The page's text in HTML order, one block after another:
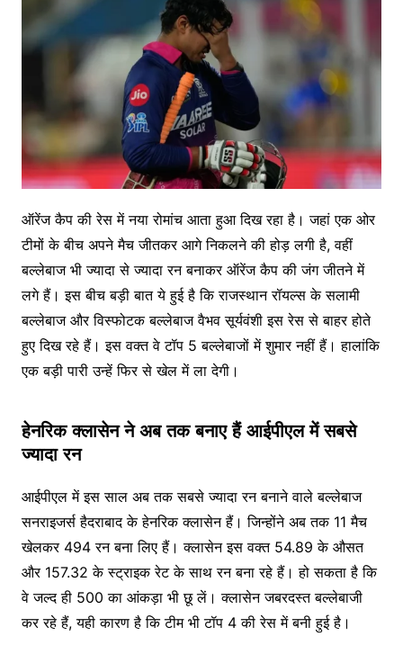
ऑरेंज कैप की रेस में नया रोमांच आता हुआ दिख रहा है। जहां एक ओर
टीमों के बीच अपने मैच जीतकर आगे निकलने की होड़ लगी है, वहीं
बल्लेबाज भी ज्यादा से ज्यादा रन बनाकर ऑरेंज कैप की जंग जीतने में
लगे हैं। इस बीच बड़ी बात ये हुई है कि राजस्थान रॉयल्स के सलामी
बल्लेबाज और विस्फोटक बल्लेबाज वैभव सूर्यवंशी इस रेस से बाहर होते
हुए दिख रहे हैं। इस वक्त वे टॉप 5 बल्लेबाजों में शुमार नहीं हैं। हालांकि
एक बड़ी पारी उन्हें फिर से खेल में ला देगी।
हे​नरिक क्लासेन ने अब तक बनाए हैं आईपीएल में सबसे
ज्यादा रन
आईपीएल में इस साल अब तक सबसे ज्यादा रन बनाने वाले बल्लेबाज
सनराइजर्स हैदराबाद के हेनरिक क्लासेन हैं। जिन्होंने अब तक 11 मैच
खेलकर 494 रन बना लिए हैं। क्लासेन इस वक्त 54.89 के औसत
और 157.32 के स्ट्राइक रेट के साथ रन बना रहे हैं। हो सकता है कि
वे जल्द ही 500 का आंकड़ा भी छू लें। क्लासेन जबरदस्त बल्लेबाजी
कर रहे हैं, यही कारण है कि टीम भी टॉप 4 की रेस में बनी हुई है।